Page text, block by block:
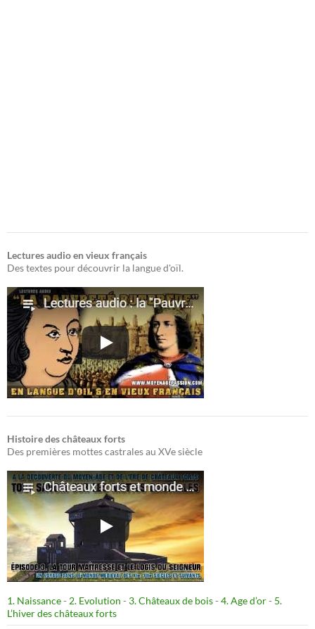
Lectures audio en vieux français
Des textes pour découvrir la langue d'oïl.
Histoire des châteaux forts
Des premières mottes castrales au XVe siècle
1. Naissance- 2. Evolution - 3. Châteaux de bois- 4. Age d’or- 5.
L’hiver des châteaux forts